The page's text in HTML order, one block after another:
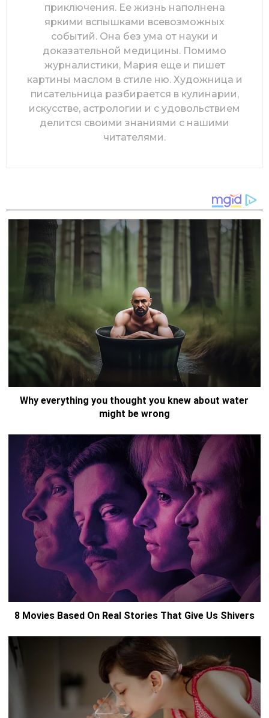
приключения. Ее жизнь наполнена
яркими вспышками всевозможных
событий. Она без ума от науки и
доказательной медицины. Помимо
журналистики, Мария еще и пишет
картины маслом в стиле ню. Художница и
писательница разбирается в кулинарии,
искусстве, астрологии и с удовольствием
делится своими знаниями с нашими
читателями.